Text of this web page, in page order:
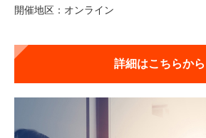
詳細はこちらから